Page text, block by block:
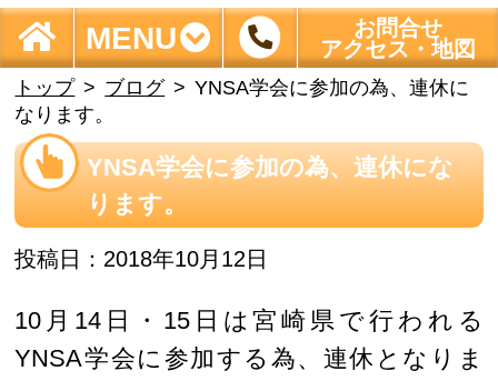
MENU
お問合せ
アクセス・地図
トップ ブログ
YNSA学会に参加の為、連休に
なります。
YNSA学会に参加の為、連休にな
ります。
投稿日：2018年10月12日
10月14日・15日は宮崎県で行われる
YNSA学会に参加する為、連休となりま